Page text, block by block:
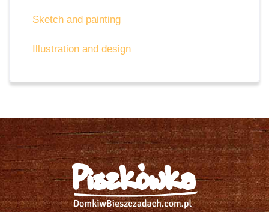
Sketch and painting
Illustration and design